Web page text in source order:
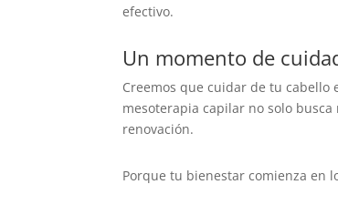
efectivo.
Un momento de
Creemos que cuidar de tu
mesoterapia capilar no solo
renovación.
Porque tu bienestar comienza en